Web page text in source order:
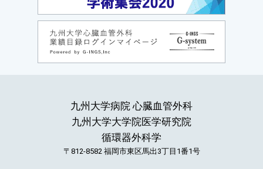
九州大学病院 心臓血管外科
九州大学大学院医学研究院
循環器外科学
〒812-8582福岡市東区馬出3丁目1番1号